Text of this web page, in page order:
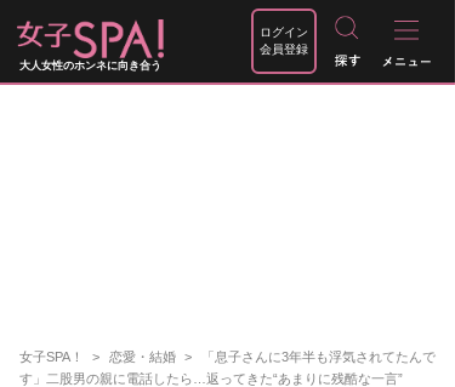
大人女性のホンネに向き合う
ログイン
会員登録
女子SPA！ 恋愛・結婚
「息子さんに3年半も浮気されてたんで
す」二股男の親に電話したら…返ってきた“あまりに残酷な一言”